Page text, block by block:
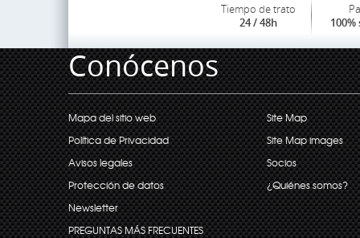
Tiempo de trato
24 / 48h 100%
Conócenos
Mapa del sitio web
Política de Privacidad
Avisos legales
Protección de datos
Newsletter
PREGUNTAS MÁS FRECUENTES
Site Map
Site Map images
Socios
¿Quiénes somos?